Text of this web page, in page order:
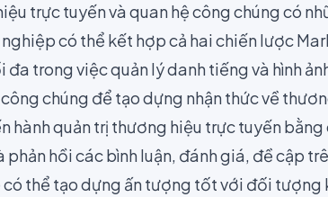
trực tuyến và quan hệ công chúng có
có thể kết hợp cả hai chiến lược
trong việc quản lý danh tiếng và hình
chúng để tạo dựng nhận thức về
hành quản trị thương hiệu trực tuyến
hồi các bình luận, đánh giá, đề cập
thể tạo dựng ấn tượng tốt với đối tượng